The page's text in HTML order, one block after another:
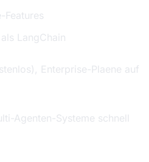
Features
LangChain
Enterprise-Plaene auf
Agenten-Systeme schnell